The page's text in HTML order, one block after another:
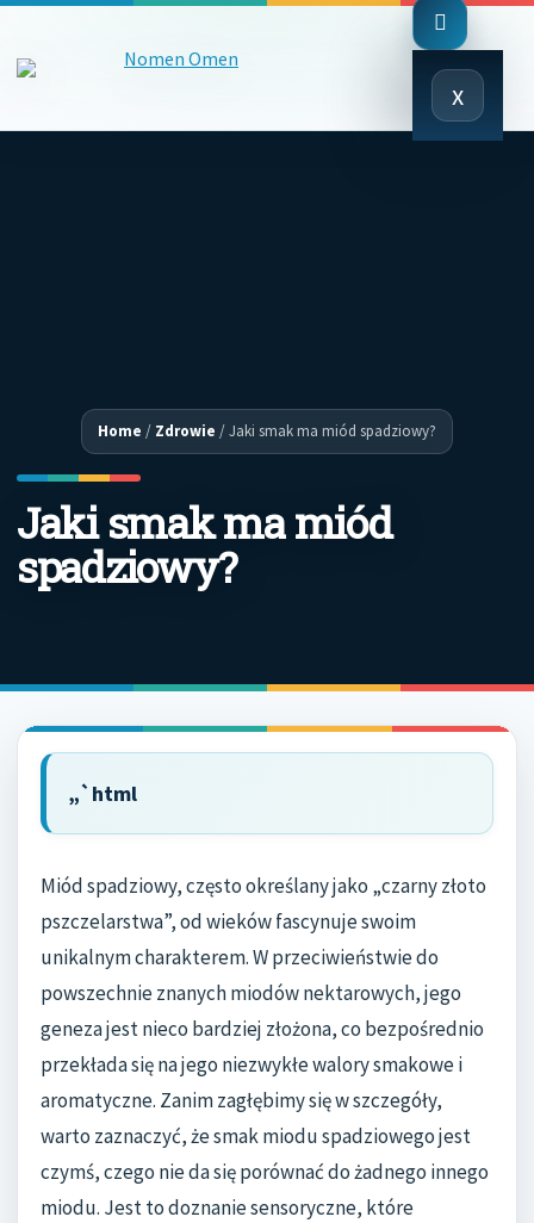
x
Close
Menu
Home / Zdrowie /Jaki smak ma miód spadziowy?
Jaki smak ma miód
spadziowy?
„`html
Miód spadziowy, często określany jako „czarny złoto
pszczelarstwa”, od wieków fascynuje swoim
unikalnym charakterem. W przeciwieństwie do
powszechnie znanych miodów nektarowych, jego
geneza jest nieco bardziej złożona, co bezpośrednio
przekłada się na jego niezwykłe walory smakowe i
aromatyczne. Zanim zagłębimy się w szczegóły,
warto zaznaczyć, że smak miodu spadziowego jest
czymś, czego nie da się porównać do żadnego innego
miodu. Jest to doznanie sensoryczne, które